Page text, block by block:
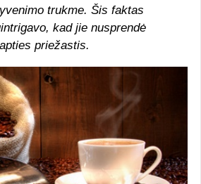
trukme. Šis faktas
kad jie nusprendė
priežastis.